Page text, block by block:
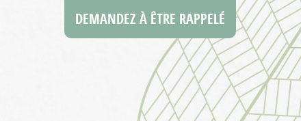
DEMANDEZ À ÊTRE RAPPELÉ